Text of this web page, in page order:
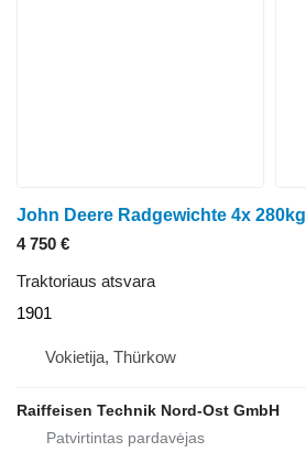
John Deere Radgewichte 4x 280kg
4 750 €
Traktoriaus atsvara
1901
Vokietija, Thürkow
Raiffeisen Technik Nord-Ost GmbH